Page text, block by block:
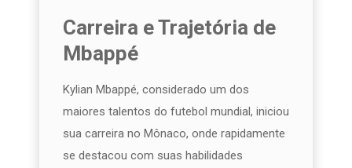
Carreira e Trajetória de
Mbappé
Kylian Mbappé, considerado um dos
maiores talentos do futebol mundial, iniciou
sua carreira no Mônaco, onde rapidamente
se destacou com suas habilidades